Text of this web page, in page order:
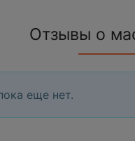
Отзывы о
еще нет.